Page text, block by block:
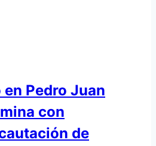
Pedro Juan
con
de